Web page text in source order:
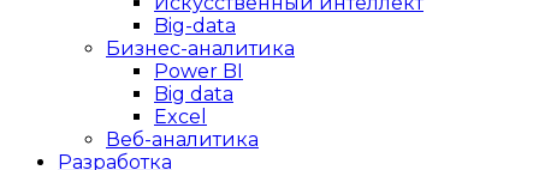
Big-data
Бизнес-аналитика
Power BI
Big data
Excel
Веб-аналитика
Разработка